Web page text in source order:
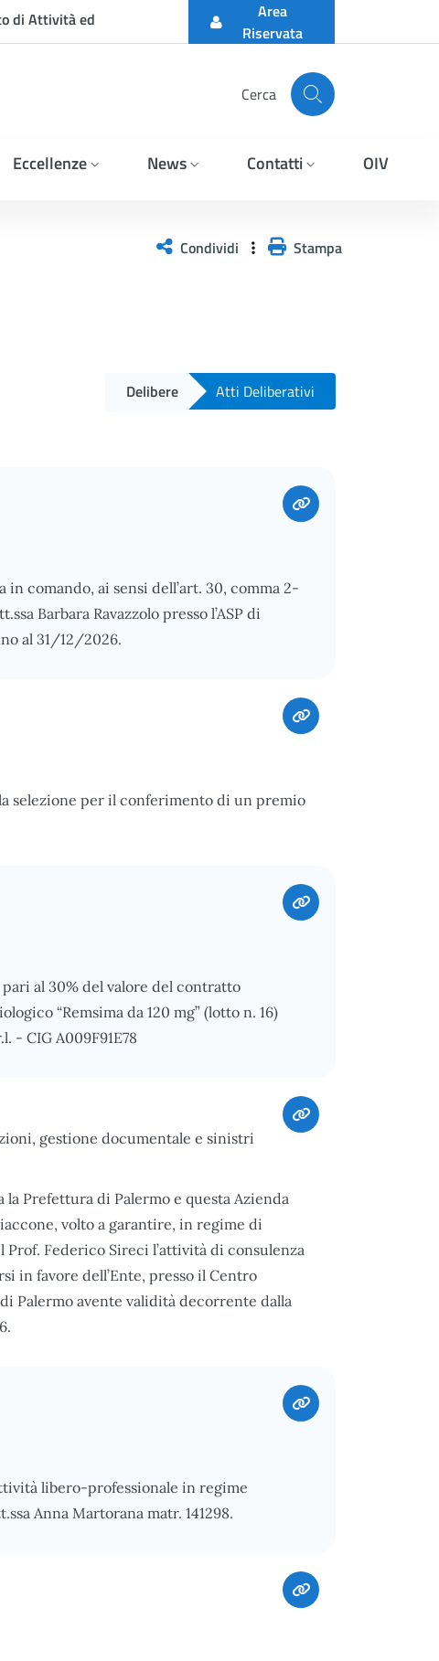
di Attività ed
Area
Riservata
Cerca
Eccellenze News Contatti OIV
Condividi Stampa
Delibere Atti Deliberativi
in comando, ai sensi dell’art. 30, comma 2-
Barbara Ravazzolo presso l’ASP di
al 31/12/2026.
selezione per il conferimento di un premio
al 30% del valore del contratto
“Remsima da 120 mg” (lotto n. 16)
- CIG A009F91E78
gestione documentale e sinistri
Prefettura di Palermo e questa Azienda
volto a garantire, in regime di
Federico Sireci l’attività di consulenza
in favore dell’Ente, presso il Centro
Palermo avente validità decorrente dalla
libero-professionale in regime
Anna Martorana matr. 141298.